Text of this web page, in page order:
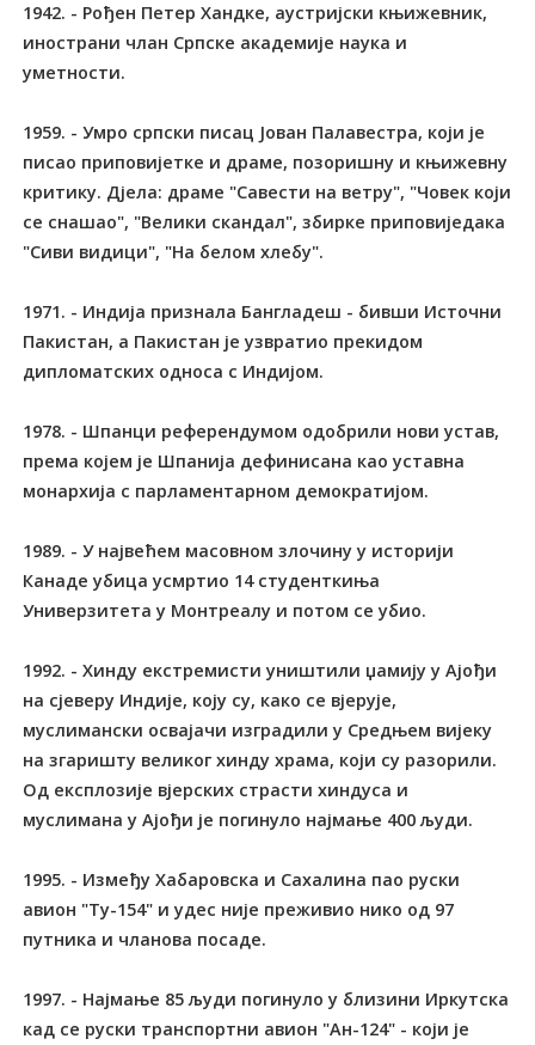
1942. - Рођен Петер Хандке, аустријски књижевник,
инострани члан Српске академије наука и
уметности.
1959. - Умро српски писац Јован Палавестра, који је
писао приповијетке и драме, позоришну и књижевну
критику. Дјела: драме "Савести на ветру", "Човек који
се снашао", "Велики скандал", збирке приповиједака
"Сиви видици", "На белом хлебу".
1971. - Индија признала Бангладеш - бивши Источни
Пакистан, а Пакистан је узвратио прекидом
дипломатских односа с Индијом.
1978. - Шпанци референдумом одобрили нови устав,
према којем је Шпанија дефинисана као уставна
монархија с парламентарном демократијом.
1989. - У највећем масовном злочину у историји
Канаде убица усмртио 14 студенткиња
Универзитета у Монтреалу и потом се убио.
1992. - Хинду екстремисти уништили џамију у Ајођи
на сјеверу Индије, коју су, како се вјерује,
муслимански освајачи изградили у Средњем вијеку
на згаришту великог хинду храма, који су разорили.
Од експлозије вјерских страсти хиндуса и
муслимана у Ајођи је погинуло најмање 400 људи.
1995. - Између Хабаровска и Сахалина пао руски
авион "Ту-154" и удес није преживио нико од 97
путника и чланова посаде.
1997. - Најмање 85 људи погинуло у близини Иркутска
кад се руски транспортни авион "Ан-124" - који је